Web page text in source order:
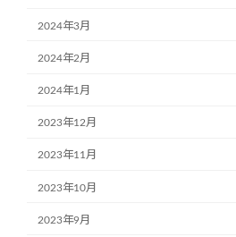
2024年3月
2024年2月
2024年1月
2023年12月
2023年11月
2023年10月
2023年9月